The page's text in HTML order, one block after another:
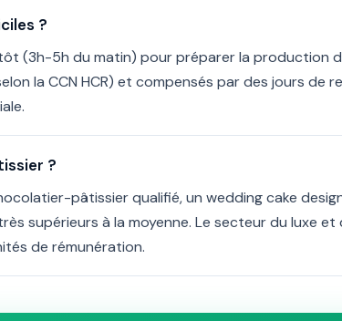
?
(3h-5h du matin) pour préparer la production
la CCN HCR) et compensés par des jours de
?
pâtissier qualifié, un wedding cake
supérieurs à la moyenne. Le secteur du luxe et
de rémunération.